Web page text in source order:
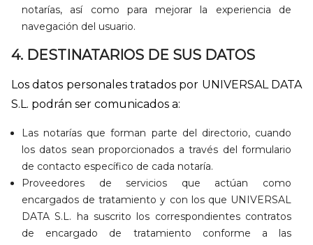
notarías, así como para mejorar la experiencia de
navegación del usuario.
4. DESTINATARIOS DE SUS DATOS
Los datos personales tratados por UNIVERSAL DATA
S.L. podrán ser comunicados a:
Las notarías que forman parte del directorio, cuando
los datos sean proporcionados a través del formulario
de contacto específico de cada notaría.
Proveedores de servicios que actúan como
encargados de tratamiento y con los que UNIVERSAL
DATA S.L. ha suscrito los correspondientes contratos
de encargado de tratamiento conforme a las